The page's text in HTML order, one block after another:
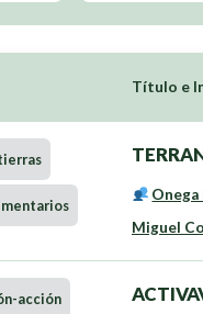
Título e
Onega
Miguel
acción